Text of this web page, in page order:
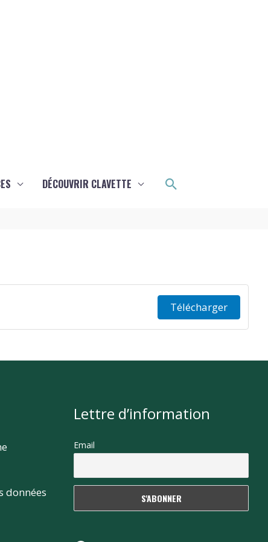
DÉCOUVRIR CLAVETTE Rechercher
Télécharger
données
Lettre d’information
Email